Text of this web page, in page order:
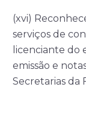
(xvi)
serviços de
licenciante do
emissão e
Secretarias da